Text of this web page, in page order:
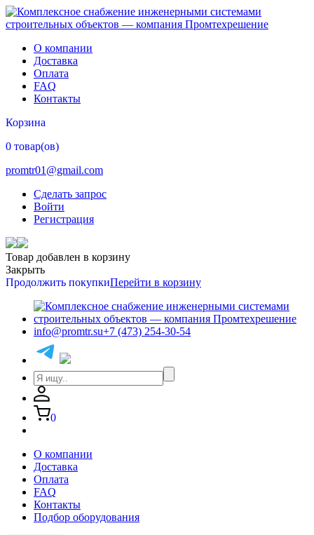
О компании
Доставка
Оплата
FAQ
Контакты
Корзина
0 товар(ов)
promtr01@gmail.com
Сделать запрос
Войти
Регистрация
Товар добавлен в корзину
Закрыть
Продолжить покупкиПерейти в корзину
info@promtr.su+7 (473) 254-30-54
0
О компании
Доставка
Оплата
FAQ
Контакты
Подбор оборудования